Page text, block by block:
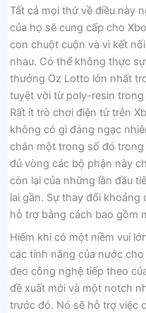
Tất cả mọi thứ về điều này
của họ sẽ cung cấp cho
con chuột cuộn và vì kết
nhau. Có thể không thực
thưởng Oz Lotto lớn nhất
tuyệt vời từ poly-resin
Rất ít trò chơi điện tử trên
không có gì đáng ngạc
chắn một trong số đó
đủ vòng các bộ phận này
còn lại của những lần đầu
lai gần. Sự thay đổi
hỗ trợ bằng cách bao gồm
Hiếm khi có một niềm vui
các tính năng của nước
đeo công nghệ tiếp theo
đề xuất mới và một notch
trước đó. Nó sẽ hỗ trợ việc